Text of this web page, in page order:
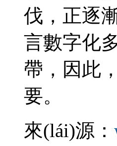
伐，正
言數字化
帶，因
要。
來(lái)源：